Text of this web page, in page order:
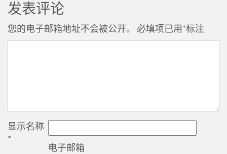
发表评论
您的电子邮箱地址不会被公开。 必填项已用*标注
显示名称
*
电子邮箱